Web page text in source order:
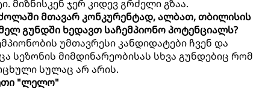
მიზნისკენ ჯერ კიდევ გრძელი გზაა.
მთავარ კონკურენტად, ალბათ, თბილისის
გუნდში ხედავთ საჩემპიონო პოტენციალს?
უმთავრესი კანდიდატები ჩვენ და
სეზონის მიმდინარეობისას სხვა გუნდებიც რომ
სულაც არ არის.
"ლელო"